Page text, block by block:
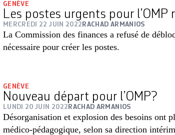
GENÈVE
Les postes urgents pour l’OMP
MERCREDI 22 JUIN 2022 RACHAD ARMANIOS
La Commission des finances a refusé de
nécessaire pour créer les postes.
GENÈVE
Nouveau départ pour l’OMP?
LUNDI 20 JUIN 2022 RACHAD ARMANIOS
Désorganisation et explosion des besoins ont
médico-pédagogique, selon sa direction